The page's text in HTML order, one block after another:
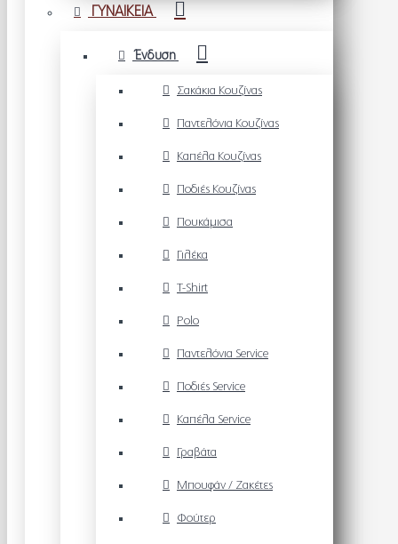
ΓΥΝΑΙΚΕΙΑ
Ένδυση
Σακάκια Κουζίνας
Παντελόνια Κουζίνας
Καπέλα Κουζίνας
Ποδιές Κουζίνας
Πουκάμισα
Γιλέκα
T-Shirt
Polo
Παντελόνια Service
Ποδιές Service
Καπέλα Service
Γραβάτα
Μπουφάν / Ζακέτες
Φούτερ